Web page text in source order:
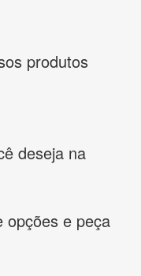
produtos
deseja na
opções e peça